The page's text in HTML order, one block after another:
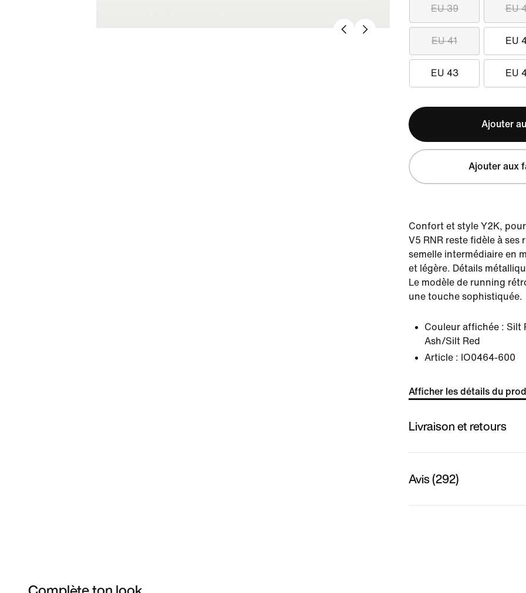
EU 39 EU
EU 41 EU
EU 43 EU
Ajouter
Ajouter aux
Confort et style Y2K,
V5 RNR reste fidèle à ses
semelle intermédiaire en
et légère. Détails
Le modèle de running
une touche sophistiquée.
Couleur affichée : Silt
Ash/Silt Red
Article : IO0464-600
Afficher les détails du
Livraison et retours
Avis (292)